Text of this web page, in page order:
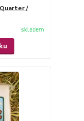
/
skladem